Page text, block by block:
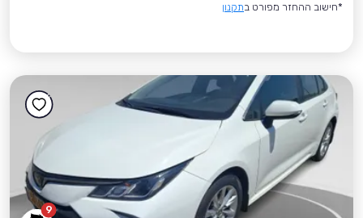
*חישוב ההחזר מפורט בתקנון
9